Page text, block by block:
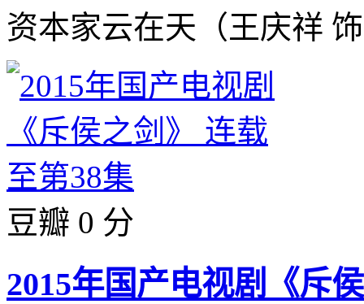
资本家云在天（王庆祥
豆瓣 0 分
2015年国产电视剧《斥